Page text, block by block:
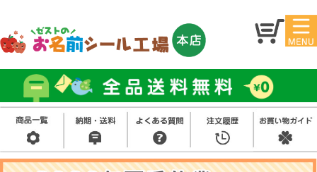
マイ
ジ
お名
前シ
ール
アイ
ロン
シー
ル